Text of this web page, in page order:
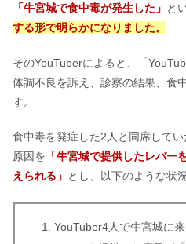
「牛宮城で食中毒が発生した」 と
する形で明らかになりました。
そのYouTuberによると、「
体調不良を訴え、診察の結果、食
す。
食中毒を発症した2人と同席して
原因を 「牛宮城で提供したレバー
えられる」 とし、以下のような状
YouTuber4人で牛宮城に